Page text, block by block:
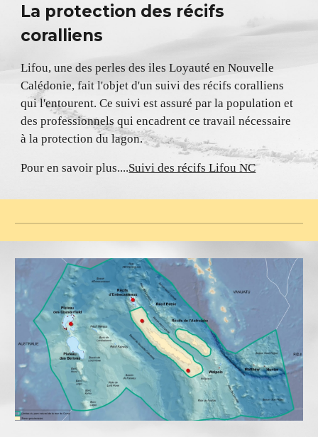
La protection des récifs
coralliens
Lifou, une des perles des iles Loyauté en Nouvelle
Calédonie, fait l'objet d'un suivi des récifs coralliens
qui l'entourent. Ce suivi est assuré par la population et
des professionnels qui encadrent ce travail nécessaire
à la protection du lagon.
Pour en savoir plus....Suivi des récifs Lifou NC